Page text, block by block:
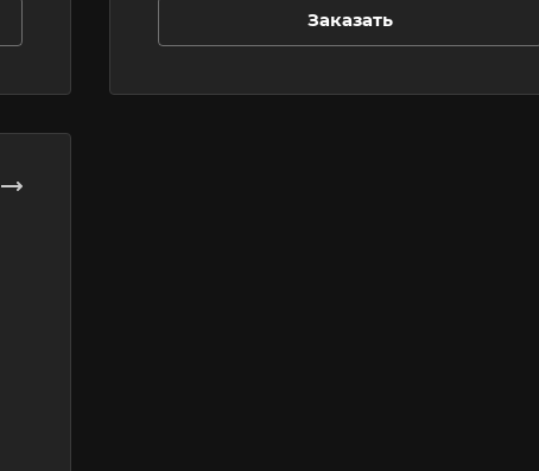
Заказать